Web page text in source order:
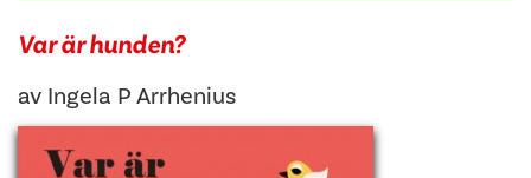
Var är hunden?
av Ingela P Arrhenius